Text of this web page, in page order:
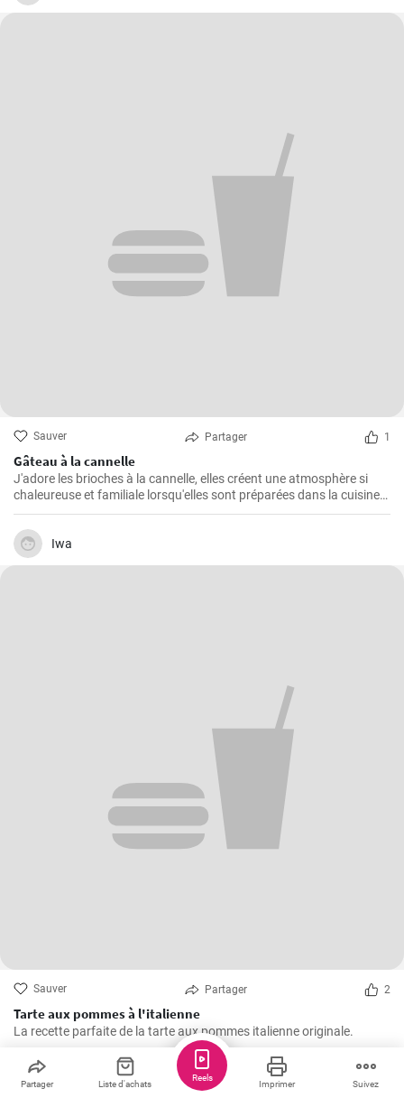
Sauver Partager 1
Gâteau à la cannelle
J'adore les brioches à la cannelle, elles créent une atmosphère si
chaleureuse et familiale lorsqu'elles sont préparées dans la cuisine.
Je pense que ce gâteau est l'un des plus faciles à préparer et qu'il
remporte toujours un franc succès auprès de ma famille. Non
seulement il est délicieux, mais il est également cher à mon cœur en
raison de sa simplicité de préparation.
Iwa
Sauver Partager 2
Tarte aux pommes à l'italienne
La recette parfaite de la tarte aux pommes italienne originale.
Iwa
Partager Liste d'achats Imprimer Suivez
Reels